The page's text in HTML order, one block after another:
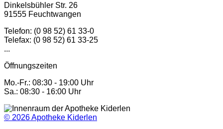
Dinkelsbühler Str. 26
91555 Feuchtwangen
Telefon: (0 98 52) 61 33-0
Telefax: (0 98 52) 61 33-25
...
Öffnungszeiten
Mo.-Fr.: 08:30 - 19:00 Uhr
Sa.: 08:30 - 16:00 Uhr
© 2026Apotheke Kiderlen